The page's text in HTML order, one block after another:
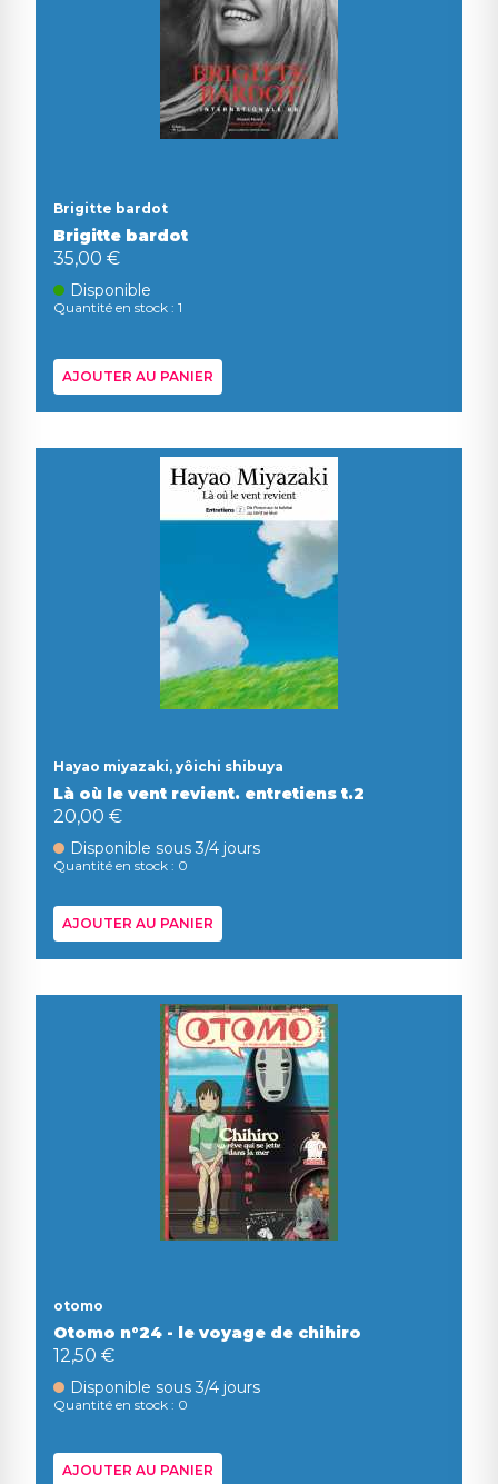
Brigitte bardot
Brigitte bardot
35,00 €
Disponible
Quantité en stock : 1
AJOUTER AU PANIER
Hayao miyazaki, yôichi shibuya
Là où le vent revient. entretiens t.2
20,00 €
Disponible sous 3/4 jours
Quantité en stock : 0
AJOUTER AU PANIER
otomo
Otomo n°24 - le voyage de chihiro
12,50 €
Disponible sous 3/4 jours
Quantité en stock : 0
AJOUTER AU PANIER